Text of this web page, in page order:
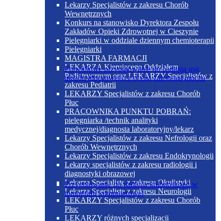
Lekarzy Specjalistów z zakresu Chorób
Wewnętrznych
Konkurs na stanowisko Dyrektora Zespołu
Zakładów Opieki Zdrowotnej w Cieszynie
Pielęgniarki w oddziale dziennym chemioterapii
Pielęgniarki
MAGISTRA FARMACJI
LEKARZA Kierującego Oddziałem
Pediatrycznym oraz LEKARZY Specjalistów z
zakresu Pediatrii
LEKARZY Specjalistów z zakresu Chorób
Płuc
PRACOWNIKA PUNKTU POBRAŃ:
pielęgniarka /technik analityki
medycznej/diagnosta laboratoryjny/lekarz
Lekarzy Specjalistów z zakresu Nefrologii oraz
Chorób Wewnętrznych
Lekarzy Specjalistów z zakresu Endokrynologii
Lekarzy specjalistów z zakresu radiologii i
diagnostyki obrazowej
Lekarza Specjalistę z zakresu Okulistyki
Lekarza Specjalistę z zakresu Neurologii
LEKARZY Specjalistów z zakresu Chorób
Płuc
LEKARZY różnych specjalizacji
Prawidłowe przygotowanie do badania usg
układu moczowego z oceną zalegania moczu
Przygotowanie do badania kolonoskopii w
tomografii komputerowej